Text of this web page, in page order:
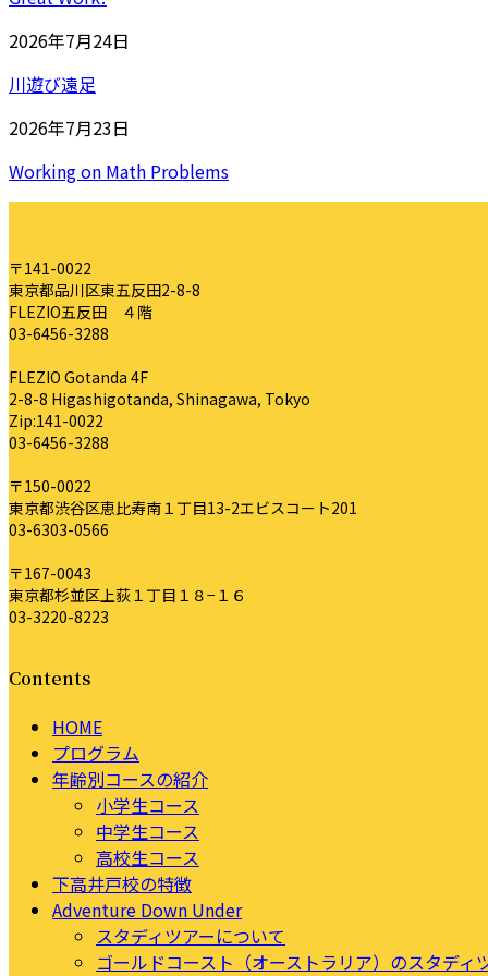
2026年7月24日
川遊び遠足
2026年7月23日
Working on Math Problems
〒141-0022
東京都品川区東五反田2-8-8
FLEZIO五反田 ４階
03-6456-3288
FLEZIO Gotanda 4F
2-8-8 Higashigotanda, Shinagawa, Tokyo
Zip:141-0022
03-6456-3288
〒150-0022
東京都渋谷区恵比寿南１丁目13-2エビスコート201
03-6303-0566
〒167-0043
東京都杉並区上荻１丁目１８−１６
03-3220-8223
Contents
HOME
プログラム
年齢別コースの紹介
小学生コース
中学生コース
高校生コース
下高井戸校の特徴
Adventure Down Under
スタディツアーについて
ゴールドコースト（オーストラリア）のスタディ